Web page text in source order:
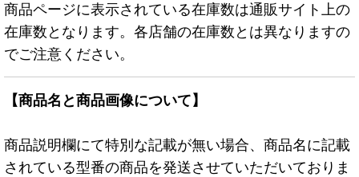
商品ページに表示されている在庫数は通販サイト上の
在庫数となります。各店舗の在庫数とは異なりますの
でご注意ください。
【商品名と商品画像について】
商品説明欄にて特別な記載が無い場合、商品名に記載
されている型番の商品を発送させていただいておりま